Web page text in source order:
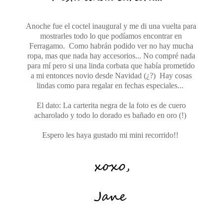
Anoche fue el coctel inaugural y me di una vuelta para
mostrarles todo lo que podíamos encontrar en
Ferragamo. Como habrán podido ver no hay mucha
ropa, mas que nada hay accesorios... No compré nada
para mí pero si una linda corbata que había prometido
a mi entonces novio desde Navidad (¿?) Hay cosas
lindas como para regalar en fechas especiales...
El dato: La carterita negra de la foto es de cuero
acharolado y todo lo dorado es bañado en oro (!)
Espero les haya gustado mi mini recorrido!!